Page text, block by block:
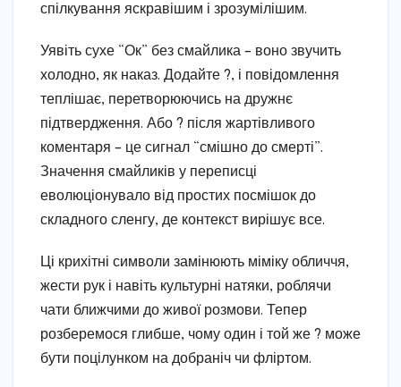
спілкування яскравішим і зрозумілішим.
Уявіть сухе “Ок” без смайлика – воно звучить
холодно, як наказ. Додайте ?, і повідомлення
теплішає, перетворюючись на дружнє
підтвердження. Або ? після жартівливого
коментаря – це сигнал “смішно до смерті”.
Значення смайликів у переписці
еволюціонувало від простих посмішок до
складного сленгу, де контекст вирішує все.
Ці крихітні символи замінюють міміку обличчя,
жести рук і навіть культурні натяки, роблячи
чати ближчими до живої розмови. Тепер
розберемося глибше, чому один і той же ? може
бути поцілунком на добраніч чи фліртом.